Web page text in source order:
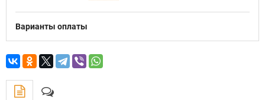
Варианты оплаты